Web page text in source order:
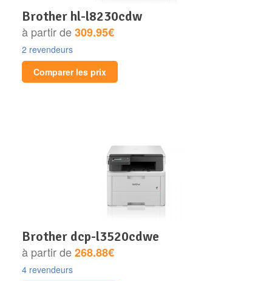
brother hl-l8230cdw
à partir de309.95€
2 revendeurs
Comparer les prix
brother dcp-l3520cdwe
à partir de268.88€
4 revendeurs